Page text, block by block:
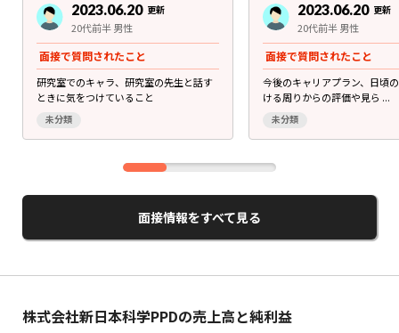
2023.06.20 更新
20代前半 男性
面接で質問されたこと
研究室でのキャラ、研究室の先生と話す
ときに気をつけていること
未分類
2023.06.20 更新
20代前半 男性
面接で質問されたこと
今後のキャリアプラン、日頃
ける周りからの評価や見ら ...
未分類
面接情報をすべて見る
株式会社新日本科学PPDの売上高と純利益